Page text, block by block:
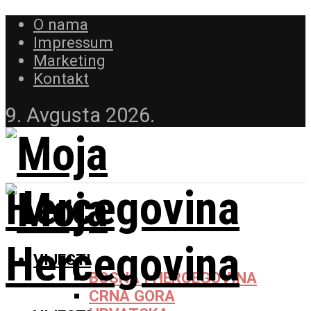
O nama
Impressum
Marketing
Kontakt
9. Avgusta 2026.
VIJESTI
BOSNA I HERCEGOVINA
CRNA GORA